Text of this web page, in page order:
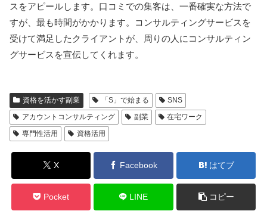
スをアピールします。口コミでの集客は、一番確実な方法で
すが、最も時間がかかります。コンサルティングサービスを
受けて満足したクライアントが、周りの人にコンサルティン
グサービスを宣伝してくれます。
資格を活かす副業 「S」で始まる
SNS
アカウントコンサルティング
副業
在宅ワーク
専門性活用
資格活用
X Facebook はてブ
Pocket LINE コピー